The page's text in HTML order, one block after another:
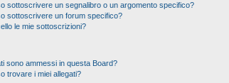
sottoscrivere un segnalibro o un argomento specifico?
sottoscrivere un forum specifico?
le mie sottoscrizioni?
sono ammessi in questa Board?
trovare i miei allegati?